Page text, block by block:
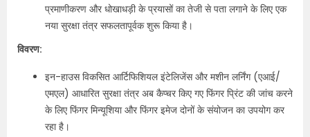
प्रमाणीकरण और धोखाधड़ी के प्रयासों का तेजी से पता लगाने के लिए एक
नया सुरक्षा तंत्र सफलतापूर्वक शुरू किया है।
विवरण:
इन-हाउस विकसित आर्टिफिशियल इंटेलिजेंस और मशीन लर्निंग (एआई/
एमएल) आधारित सुरक्षा तंत्र अब कैप्चर किए गए फिंगर प्रिंट की जांच करने
के लिए फिंगर मिन्यूशिया और फिंगर इमेज दोनों के संयोजन का उपयोग कर
रहा है।